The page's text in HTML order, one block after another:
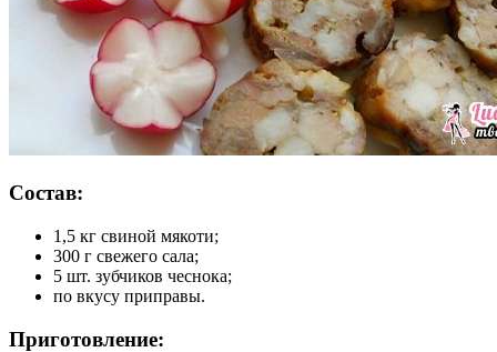
Состав:
1,5 кг свиной мякоти;
300 г свежего сала;
5 шт. зубчиков чеснока;
по вкусу приправы.
Приготовление: